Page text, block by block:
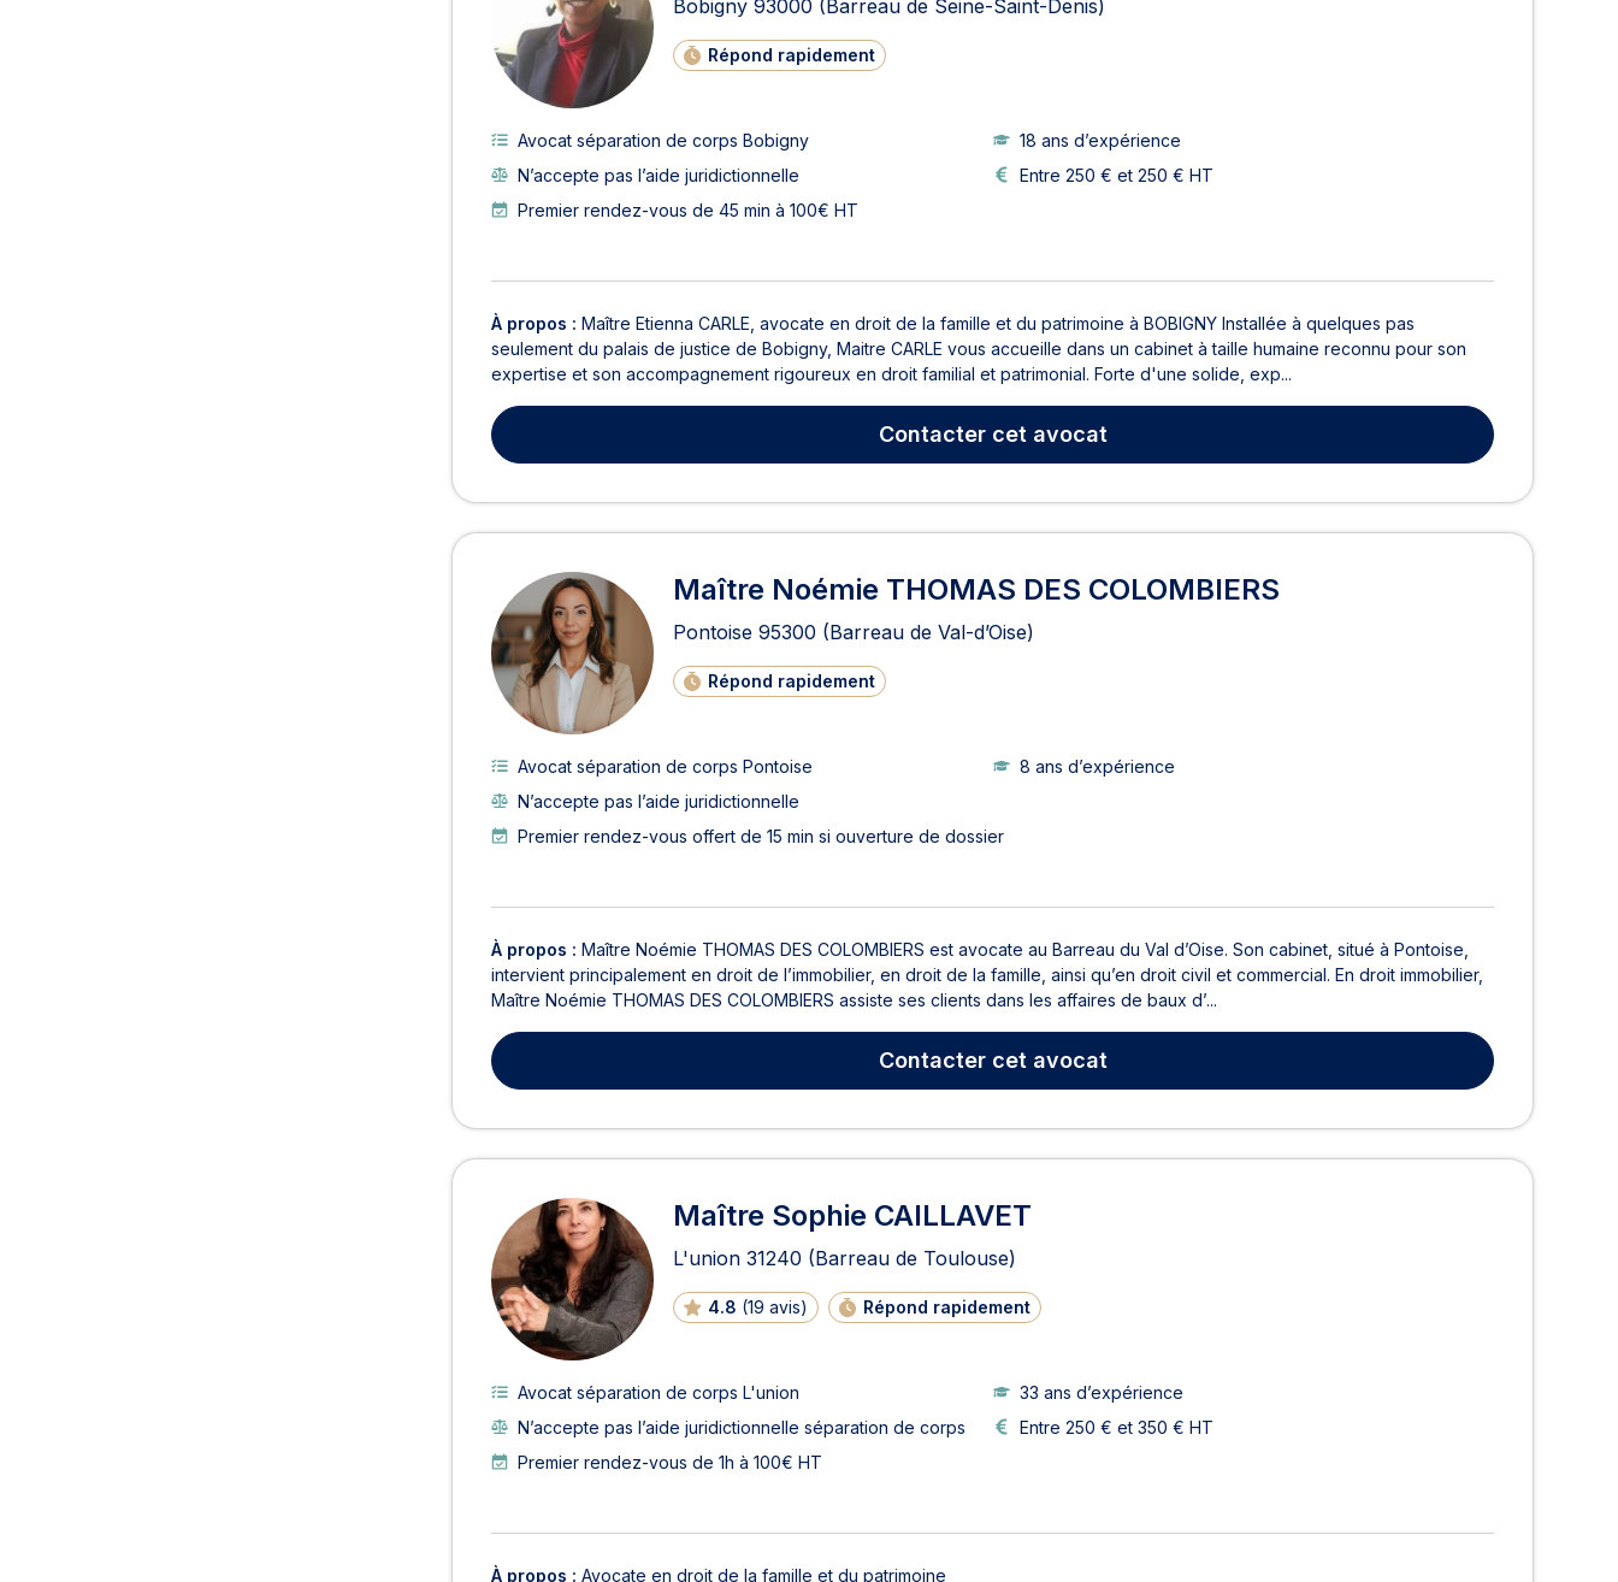
Bobigny 93000 (Barreau de Seine-Saint-Denis)
Répond rapidement
Avocat séparation de corps Bobigny
18 ans d’expérience
N’accepte pas l’aide juridictionnelle
Entre 250 € et 250 € HT
Premier rendez-vous de 45 min à 100€ HT
À propos : Maître Etienna CARLE, avocate en droit de la famille et du patrimoine à BOBIGNY Installée à quelques pas
seulement du palais de justice de Bobigny, Maitre CARLE vous accueille dans un cabinet à taille humaine reconnu pour son
expertise et son accompagnement rigoureux en droit familial et patrimonial. Forte d'une solide, exp...
Contactercet avocat
Maître Noémie THOMAS DES COLOMBIERS
Pontoise 95300 (Barreau de Val-d’Oise)
Répond rapidement
Avocat séparation de corps Pontoise
8 ans d’expérience
N’accepte pas l’aide juridictionnelle
Premier rendez-vous offert de 15 min si ouverture de dossier
À propos : Maître Noémie THOMAS DES COLOMBIERS est avocate au Barreau du Val d’Oise. Son cabinet, situé à Pontoise,
intervient principalement en droit de l’immobilier, en droit de la famille, ainsi qu’en droit civil et commercial. En droit immobilier,
Maître Noémie THOMAS DES COLOMBIERS assiste ses clients dans les affaires de baux d’...
Contactercet avocat
Maître Sophie CAILLAVET
L'union 31240 (Barreau de Toulouse)
4.8 (19 avis) Répond rapidement
Avocat séparation de corps L'union
33 ans d’expérience
N’accepte pas l’aide juridictionnelle séparation de corps
Entre 250 € et 350 € HT
Premier rendez-vous de 1h à 100€ HT
À propos : Avocate en droit de la famille et du patrimoine